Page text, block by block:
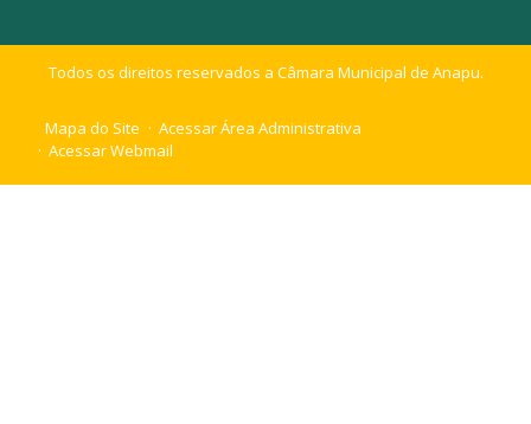
Todos os direitos reservados a Câmara Municipal de Anapu.
Mapa do Site
Acessar Área Administrativa
Acessar Webmail